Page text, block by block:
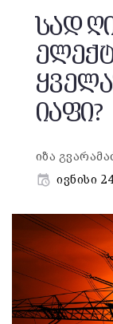
სად
იაფი?
იზა
ივნისი